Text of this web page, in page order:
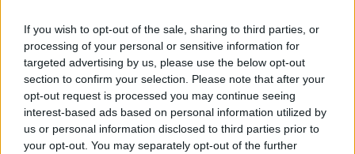
If you wish to opt-out of the sale, sharing to third parties, or
processing of your personal or sensitive information for
targeted advertising by us, please use the below opt-out
section to confirm your selection. Please note that after your
opt-out request is processed you may continue seeing
interest-based ads based on personal information utilized by
us or personal information disclosed to third parties prior to
your opt-out. You may separately opt-out of the further
Φοιτητική στέγη: Πόλη της Κρήτης
στις ακριβότερες της χώρας με
ενοίκια “φωτιά”
8 Αυγούστου 2026 11:53
ΔΉΜΟΣ ΚΙΣΆΜΟΥ
Κίσαμος: Η ανακοίνωση της
Αστυνομίας για τις δύο συλλήψεις
στο Λαφονήσι